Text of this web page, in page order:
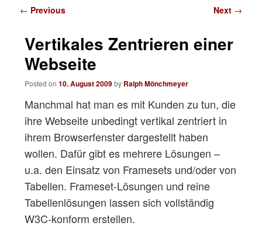
Post
← Previous Next →
Vertikales Zentrieren einer
Webseite
Posted on 10. August 2009by Ralph Mönchmeyer
Manchmal hat man es mit Kunden zu tun, die
ihre Webseite unbedingt vertikal zentriert in
ihrem Browserfenster dargestellt haben
wollen. Dafür gibt es mehrere Lösungen –
u.a. den Einsatz von Framesets und/oder von
Tabellen. Frameset-Lösungen und reine
Tabellenlösungen lassen sich vollständig
W3C-konform erstellen.